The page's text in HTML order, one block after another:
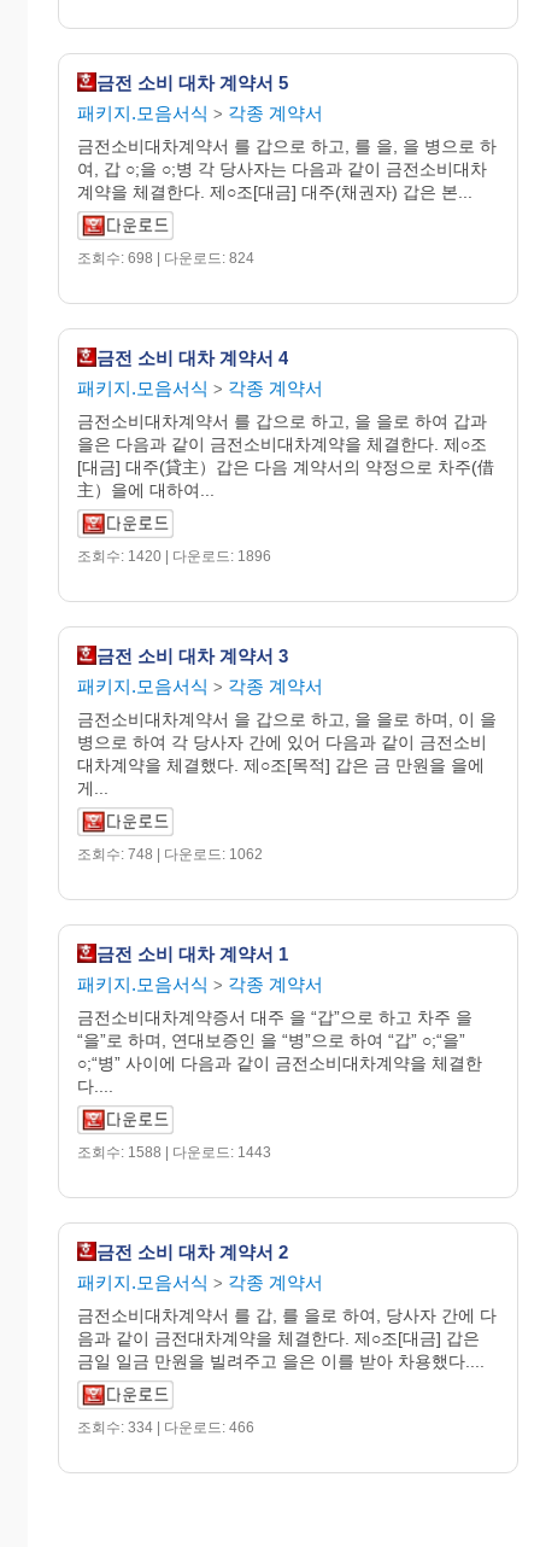
금전 소비 대차 계약서 5
패키지.모음서식 > 각종 계약서
금전소비대차계약서 를 갑으로 하고, 를 을, 을 병으로 하
여, 갑 ○;을 ○;병 각 당사자는 다음과 같이 금전소비대차
계약을 체결한다. 제○조[대금] 대주(채권자) 갑은 본...
조회수: 698 | 다운로드: 824
금전 소비 대차 계약서 4
패키지.모음서식 > 각종 계약서
금전소비대차계약서 를 갑으로 하고, 을 을로 하여 갑과
을은 다음과 같이 금전소비대차계약을 체결한다. 제○조
[대금] 대주(貸主）갑은 다음 계약서의 약정으로 차주(借
主）을에 대하여...
조회수: 1420 | 다운로드: 1896
금전 소비 대차 계약서 3
패키지.모음서식 > 각종 계약서
금전소비대차계약서 을 갑으로 하고, 을 을로 하며, 이 을
병으로 하여 각 당사자 간에 있어 다음과 같이 금전소비
대차계약을 체결했다. 제○조[목적] 갑은 금 만원을 을에
게...
조회수: 748 | 다운로드: 1062
금전 소비 대차 계약서 1
패키지.모음서식 > 각종 계약서
금전소비대차계약증서 대주 을 “갑”으로 하고 차주 을
“을”로 하며, 연대보증인 을 “병”으로 하여 “갑” ○;“을”
○;“병” 사이에 다음과 같이 금전소비대차계약을 체결한
다....
조회수: 1588 | 다운로드: 1443
금전 소비 대차 계약서 2
패키지.모음서식 > 각종 계약서
금전소비대차계약서 를 갑, 를 을로 하여, 당사자 간에 다
음과 같이 금전대차계약을 체결한다. 제○조[대금] 갑은
금일 일금 만원을 빌려주고 을은 이를 받아 차용했다....
조회수: 334 | 다운로드: 466